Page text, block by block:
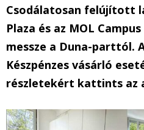
Csodálatosan felújított
Plaza és az MOL
messze a Duna-parttól.
Készpénzes vásárló
részletekért kattints az